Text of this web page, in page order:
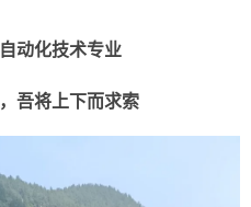
动化技术专业
吾将上下而求索